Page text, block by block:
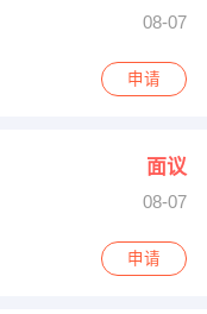
08-07
申请
面议
08-07
申请